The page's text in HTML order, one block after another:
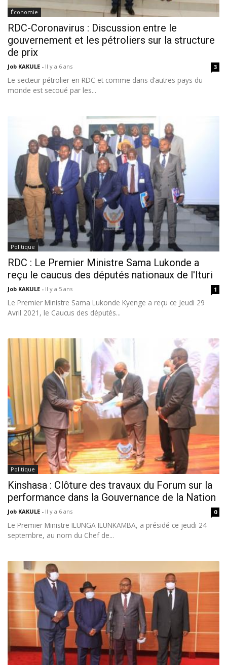
Économie
RDC-Coronavirus : Discussion entre le
gouvernement et les pétroliers sur la structure
de prix
Job KAKULE - Il y a 6 ans 3
Le secteur pétrolier en RDC et comme dans d’autres pays du
monde est secoué par les...
Politique
RDC : Le Premier Ministre Sama Lukonde a
reçu le caucus des députés nationaux de l'Ituri
Job KAKULE - Il y a 5 ans 1
Le Premier Ministre Sama Lukonde Kyenge a reçu ce Jeudi 29
Avril 2021, le Caucus des députés...
Politique
Kinshasa : Clôture des travaux du Forum sur la
performance dans la Gouvernance de la Nation
Job KAKULE - Il y a 6 ans 0
Le Premier Ministre ILUNGA ILUNKAMBA, a présidé ce jeudi 24
septembre, au nom du Chef de...